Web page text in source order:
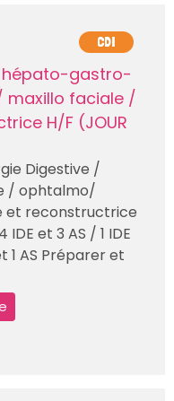
CDI
hépato-gastro-
faciale /
H/F (JOUR
Digestive /
/ ophtalmo/
et reconstructrice
et 3 AS / 1 IDE
1 AS Préparer et